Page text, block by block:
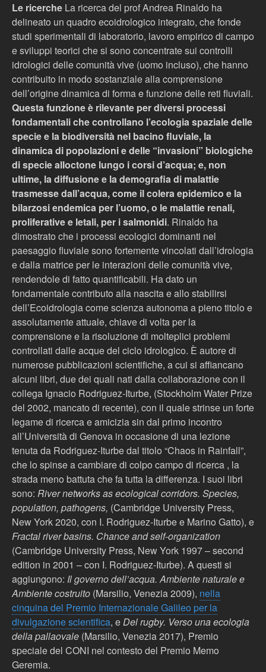
Le ricerche La ricerca del prof Andrea Rinaldo ha
delineato un quadro ecoidrologico integrato, che fonde
studi sperimentali di laboratorio, lavoro empirico di campo
e sviluppi teorici che si sono concentrate sui controlli
idrologici delle comunità vive (uomo incluso), che hanno
contribuito in modo sostanziale alla comprensione
dell’origine dinamica di forma e funzione delle reti fluviali.
Questa funzione è rilevante per diversi processi
fondamentali che controllano l’ecologia spaziale delle
specie e la biodiversità nel bacino fluviale, la
dinamica di popolazioni e delle “invasioni” biologiche
di specie alloctone lungo i corsi d’acqua; e, non
ultime, la diffusione e la demografia di malattie
trasmesse dall’acqua, come il colera epidemico e la
bilarzosi endemica per l’uomo, o le malattie renali,
proliferative e letali, per i salmonidi. Rinaldo ha
dimostrato che i processi ecologici dominanti nel
paesaggio fluviale sono fortemente vincolati dall’idrologia
e dalla matrice per le interazioni delle comunità vive,
rendendole di fatto quantificabili. Ha dato un
fondamentale contributo alla nascita e allo stabilirsi
dell’Ecoidrologia come scienza autonoma a pieno titolo e
assolutamente attuale, chiave di volta per la
comprensione e la risoluzione di molteplici problemi
controllati dalle acque del ciclo idrologico. È autore di
numerose pubblicazioni scientifiche, a cui si affiancano
alcuni libri, due dei quali nati dalla collaborazione con il
collega Ignacio Rodriguez-Iturbe, (Stockholm Water Prize
del 2002, mancato di recente), con il quale strinse un forte
legame di ricerca e amicizia sin dal primo incontro
all’Università di Genova in occasione di una lezione
tenuta da Rodriguez-Iturbe dal titolo “Chaos in Rainfall”,
che lo spinse a cambiare di colpo campo di ricerca , la
strada meno battuta che fa tutta la differenza. I suoi libri
sono: River networks as ecological corridors. Species,
population, pathogens, (Cambridge University Press,
New York 2020, con I. Rodriguez-Iturbe e Marino Gatto), e
Fractal river basins. Chance and self-organization
(Cambridge University Press, New York 1997 – second
edition in 2001 – con I. Rodriguez-Iturbe). A questi si
aggiungono: Il governo dell’acqua. Ambiente naturale e
Ambiente costruito (Marsilio, Venezia 2009), nella
cinquina del Premio Internazionale Galileo per la
divulgazione scientifica, eDel rugby. Verso una ecologia
della pallaovale (Marsilio, Venezia 2017), Premio
speciale del CONI nel contesto del Premio Memo
Geremia.